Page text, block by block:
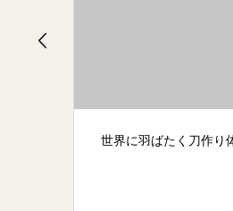
明日は、ウニクス鴻巣